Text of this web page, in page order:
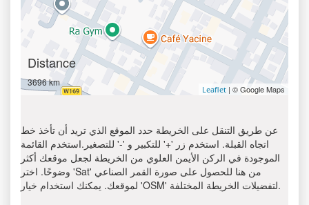
Distance
3696 km
Leaflet | © Google Maps
عن طريق التنقل على الخريطة حدد الموقع الذي تريد أن تأخذ خط
اتجاه القبلة. استخدم زر '+' للتكبير و '-' للتصغير.استخدم القائمة
الموجودة في الركن الأيمن العلوي من الخريطة لجعل موقعك أكثر
وضوحًا. اختر 'Sat' من هنا للحصول على صورة القمر الصناعي
لموقعك. يمكنك استخدام خيار 'OSM' لتفضيلات الخريطة المختلفة.